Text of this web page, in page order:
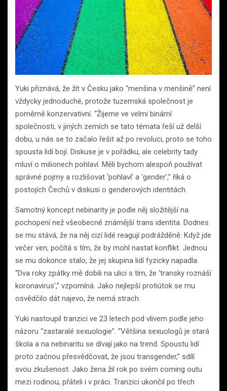
Yuki přiznává, že žít v Česku jako “menšina v menšině” není
vždycky jednoduché, protože tuzemská společnost je
poměrně konzervativní. “Žijeme ve velmi binární
společnosti, v jiných zemích se tato témata řeší už delší
dobu, u nás se to začalo řešit až po revoluci, proto se toho
spousta lidí bojí. Diskuse je v pořádku, ale celebrity tady
mluví o milionech pohlaví. Měli bychom alespoň používat
správné pojmy a rozlišovat ‘pohlaví’ a ‘gender’,” říká o
postojích Čechů v diskusi o genderových identitách.
Samotný koncept nebinarity je podle něj složitější na
pochopení než všeobecně známější trans identita. Dodnes
se mu stává, že na něj cizí lidé reagují podrážděně. Když jde
večer ven, počítá s tím, že by mohl nastat konflikt. Jednou
se mu dokonce stalo, že jej skupina lidí fyzicky napadla.
“Dva roky zpátky mě dobili na ulici s tím, že ‘transky roznáší
koronavirus’,” vzpomíná. Jako nejlepší protiútok se mu
osvědčilo dát najevo, že nemá strach.
Yuki nastoupil tranzici ve 23 letech pod vlivem podle jeho
názoru “zastaralé sexuologie”. “Většina sexuologů je stará
škola a na nebinaritu se dívají jako na trend. Spoustu lidí
proto začnou přesvědčovat, že jsou transgender,” sdílí
svou zkušenost. Jako žena žil rok po svém coming outu
mezi rodinou, přáteli i v práci. Tranzici ukončil po třech